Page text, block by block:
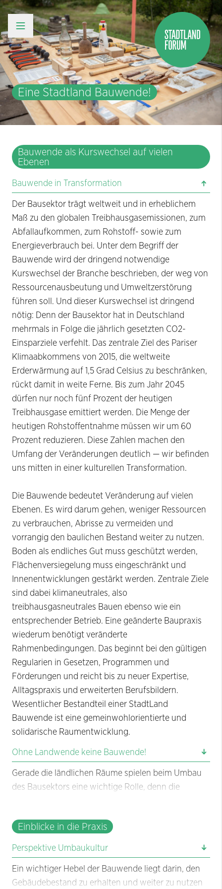
Eine Stadtland Bauwende!
Bauwende als Kurswechsel auf vielen
Ebenen
Bauwende in Transformation
Der Bausektor trägt weltweit und in erheblichem
Maß zu den globalen Treibhausgasemissionen, zum
Abfallaufkommen, zum Rohstoff- sowie zum
Energieverbrauch bei. Unter dem Begriff der
Bauwende wird der dringend notwendige
Kurswechsel der Branche beschrieben, der weg von
Ressourcenausbeutung und Umweltzerstörung
führen soll. Und dieser Kurswechsel ist dringend
nötig: Denn der Bausektor hat in Deutschland
mehrmals in Folge die jährlich gesetzten CO2-
Einsparziele verfehlt. Das zentrale Ziel des Pariser
Klimaabkommens von 2015, die weltweite
Erderwärmung auf 1,5 Grad Celsius zu beschränken,
rückt damit in weite Ferne. Bis zum Jahr 2045
dürfen nur noch fünf Prozent der heutigen
Treibhausgase emittiert werden. Die Menge der
heutigen Rohstoffentnahme müssen wir um 60
Prozent reduzieren. Diese Zahlen machen den
Umfang der Veränderungen deutlich — wir befinden
uns mitten in einer kulturellen Transformation.
Die Bauwende bedeutet Veränderung auf vielen
Ebenen. Es wird darum gehen, weniger Ressourcen
zu verbrauchen, Abrisse zu vermeiden und
vorrangig den baulichen Bestand weiter zu nutzen.
Boden als endliches Gut muss geschützt werden,
Flächenversiegelung muss eingeschränkt und
Innenentwicklungen gestärkt werden. Zentrale Ziele
sind dabei klimaneutrales, also
treibhausgasneutrales Bauen ebenso wie ein
entsprechender Betrieb. Eine geänderte Baupraxis
wiederum benötigt veränderte
Rahmenbedingungen. Das beginnt bei den gültigen
Regularien in Gesetzen, Programmen und
Förderungen und reicht bis zu neuer Expertise,
Alltagspraxis und erweiterten Berufsbildern.
Wesentlicher Bestandteil einer StadtLand
Bauwende ist eine gemeinwohlorientierte und
solidarische Raumentwicklung.
Ohne Landwende keine Bauwende!
Gerade die ländlichen Räume spielen beim Umbau
des Bausektors eine wichtige Rolle, denn die
zwischen Stadt und Land verknüpft. Der Wechsel
von mineralischen Baustoffen zu nachwachsenden
Naturbaustoffen ist ein entscheidender Schritt
dieser Transformation. Ein bisher nicht genutztes
Potenzial bietet sich, wenn man den Waldumbau
Einblicke in die Praxis
Perspektive Umbaukultur
Ein wichtiger Hebel der Bauwende liegt darin, den
Gebäudebestand zu erhalten und weiter zu nutzen